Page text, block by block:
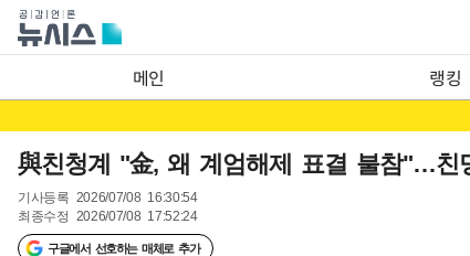
메인 랭킹
與친청계 "金, 왜 계엄해제 표결 불참"…친
기사등록 2026/07/08 16:30:54
최종수정 2026/07/08 17:52:24
구글에서 선호하는 매체로 추가